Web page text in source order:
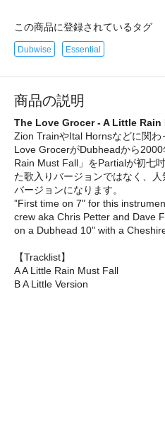
この商品に登録されているタグ
Dubwise Essential
商品の説明
The Love Grocer - A Little
Zion TrainやItal Hornsなどに関
Love GrocerがDubheadから
Rain Must Fall」をPartialが初七
た歌入りバージョンではなく、
バージョンになります。
”First time on 7" for this
crew aka Chris Petter and Dave
on a Dubhead 10" with a
【Tracklist】
A A Little Rain Must Fall
B A Little Version